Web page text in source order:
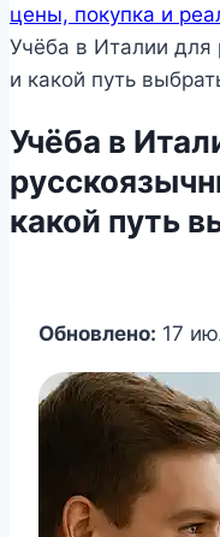
цены, покупка и
Учёба в Италии для
и какой путь
Учёба в
какой путь
Обновлено: 17